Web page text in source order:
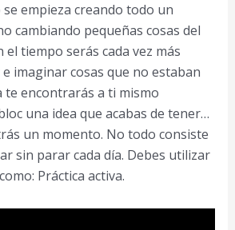
empieza creando todo un
cambiando pequeñas cosas del
el tiempo serás cada vez más
imaginar cosas que no estaban
te encontrarás a ti mismo
una idea que acabas de tener…
un momento. No todo consiste
sin parar cada día. Debes utilizar
Práctica activa.